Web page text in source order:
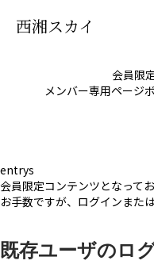
西湘スカイ
会員限
メンバー専用ページ
entrys
会員限定コンテンツとなってお
お手数ですが、ログインまた
既存ユーザのロ